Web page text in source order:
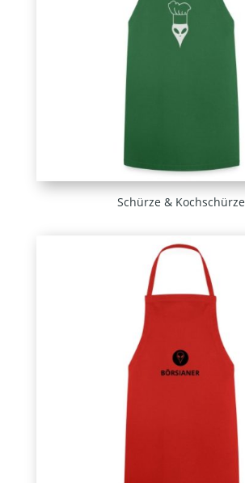
Schürze & Kochschürze